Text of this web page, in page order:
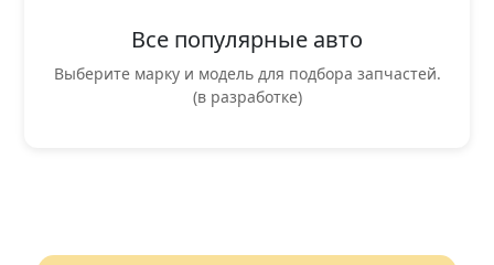
Все популярные авто
Выберите марку и модель для подбора запчастей.
(в разработке)